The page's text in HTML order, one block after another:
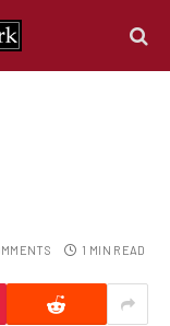
1 MIN READ